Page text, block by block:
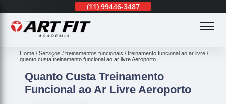
(11) 99446-3487 (11)
Home Serviços treinamentos funcionais
treinamento funcional ao ar livre
quanto custa treinamento funcional ao ar livre Aeroporto
Quanto Custa Treinamento
Funcional ao Ar Livre Aeroporto